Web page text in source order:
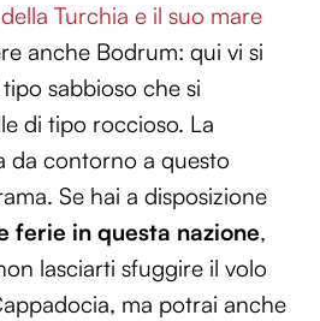
Turchia e il suo mare
anche Bodrum: qui vi si
sabbioso che si
di tipo roccioso. La
da contorno a questo
Se hai a disposizione
ferie in questa nazione,
lasciarti sfuggire il volo
ma potrai anche